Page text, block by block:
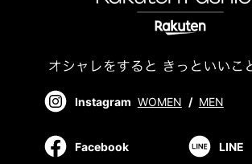
Instagram WOMEN / MEN
Facebook LINE